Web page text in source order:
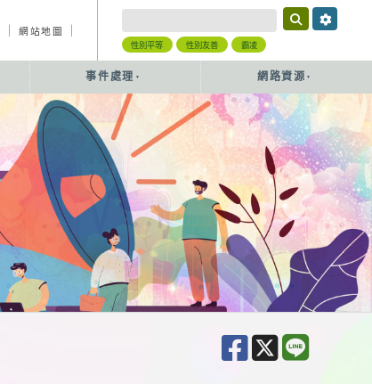
網站地圖
性別平等 性別友善 霸凌
事件處理 網路資源